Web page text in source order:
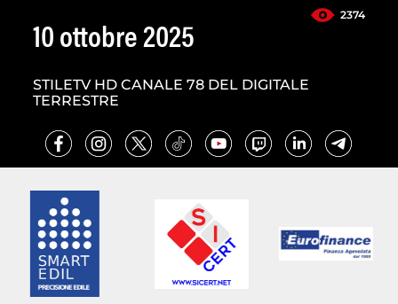
2374
10 ottobre 2025
STILETV HD CANALE 78 DEL DIGITALE
TERRESTRE